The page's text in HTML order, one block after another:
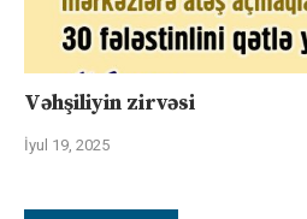
Vəhşiliyin zirvəsi
İyul 19, 2025